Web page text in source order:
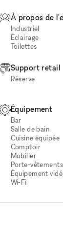
À propos de
Industriel
Éclairage
Toilettes
Support retail
Réserve
Équipement
Bar
Salle de bain
Cuisine équipée
Comptoir
Mobilier
Porte-vêtements
Équipement
Wi‑Fi